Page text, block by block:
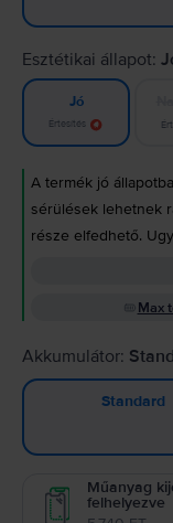
Esztétikai állapot:
Jó
Értesítés
A termék jó
sérülések lehetnek
része elfedhető.
Max
Akkumulátor:
Standard
Műanyag
felhelyezve